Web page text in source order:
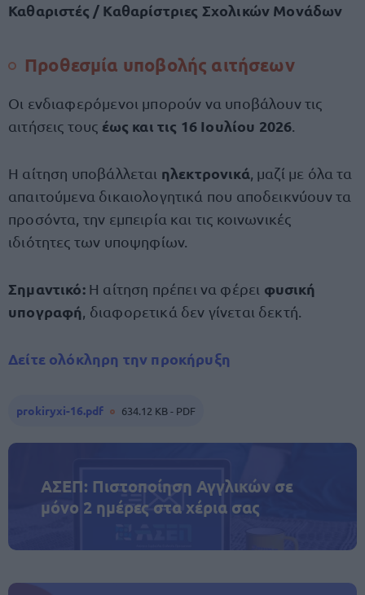
Καθαριστές / Καθαρίστριες Σχολικών Μονάδων
Προθεσμία υποβολής αιτήσεων
Οι ενδιαφερόμενοι μπορούν να υποβάλουν τις
αιτήσεις τους έως και τις 16 Ιουλίου 2026
Η αίτηση υποβάλλεται ηλεκτρονικά , μαζί με όλα τα
απαιτούμενα δικαιολογητικά που αποδεικνύουν τα
προσόντα, την εμπειρία και τις κοινωνικές
ιδιότητες των υποψηφίων.
Σημαντικό:Η αίτηση πρέπει να φέρει φυσική
υπογραφή , διαφορετικά δεν γίνεται δεκτή.
Δείτε ολόκληρη την προκήρυξη
prokiryxi-16.pdf 634.12 KB - PDF
ΑΣΕΠ: Πιστοποίηση Αγγλικών σε
μόνο 2 ημέρες στα χέρια σας